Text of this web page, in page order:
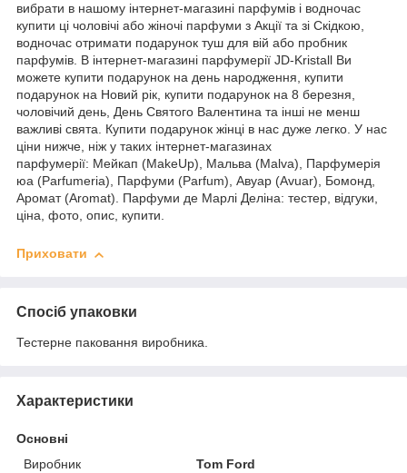
вибрати в нашому інтернет-магазині парфумів і водночас
купити ці чоловічі або жіночі парфуми з Акції та зі Скідкою,
водночас отримати подарунок туш для вій або пробник
парфумів. В інтернет-магазині парфумерії JD-Kristall Ви
можете купити подарунок на день народження, купити
подарунок на Новий рік, купити подарунок на 8 березня,
чоловічий день, День Святого Валентина та інші не менш
важливі свята. Купити подарунок жінці в нас дуже легко. У нас
ціни нижче, ніж у таких інтернет-магазинах
парфумерії: Мейкап (MakeUp), Мальва (Malva), Парфумерія
юа (Parfumeria), Парфуми (Parfum), Авуар (Avuar), Бомонд,
Аромат (Aromat). Парфуми де Марлі Деліна: тестер, відгуки,
ціна, фото, опис, купити.
Приховати
Спосіб упаковки
Тестерне паковання виробника.
Характеристики
Основні
Виробник
Tom Ford